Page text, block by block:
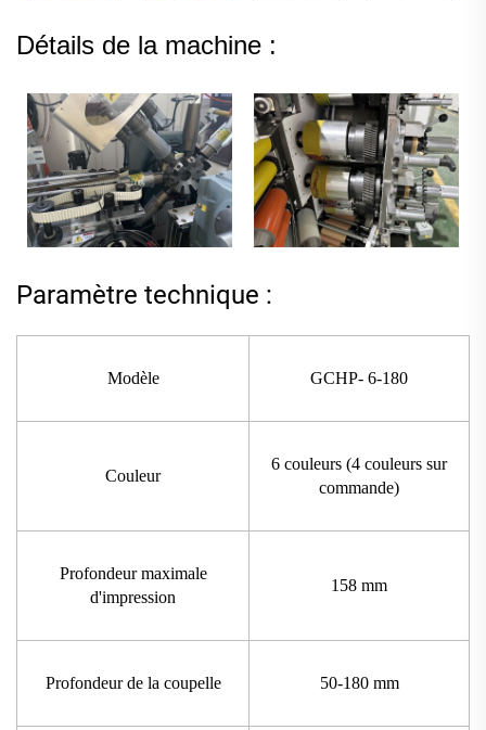
Détails de la machine :
Paramètre technique :
Modèle GCHP- 6-180
Couleur
6 couleurs (4 couleurs sur
commande)
Profondeur maximale
d'impression
158 mm
Profondeur de la coupelle 50-180 mm